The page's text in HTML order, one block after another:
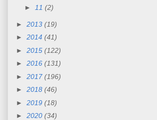
►
11 (2)
► 2013 (19)
► 2014 (41)
► 2015 (122)
► 2016 (131)
► 2017 (196)
► 2018 (46)
► 2019 (18)
► 2020 (34)